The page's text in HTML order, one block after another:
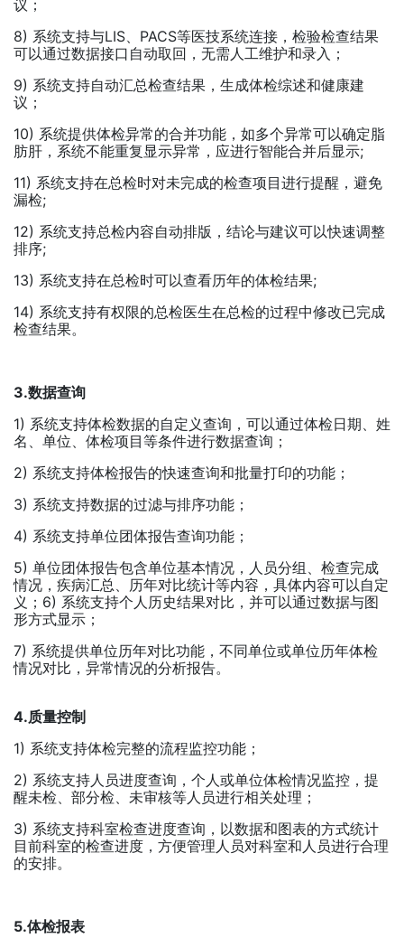
议；
8) 系统支持与LIS、PACS等医技系统连接，检验检查结果
可以通过数据接口自动取回，无需人工维护和录入；
9) 系统支持自动汇总检查结果，生成体检综述和健康建
议；
10) 系统提供体检异常的合并功能，如多个异常可以确定脂
肪肝，系统不能重复显示异常，应进行智能合并后显示;
11) 系统支持在总检时对未完成的检查项目进行提醒，避免
漏检;
12) 系统支持总检内容自动排版，结论与建议可以快速调整
排序;
13) 系统支持在总检时可以查看历年的体检结果;
14) 系统支持有权限的总检医生在总检的过程中修改已完成
检查结果。
3.数据查询
1) 系统支持体检数据的自定义查询，可以通过体检日期、姓
名、单位、体检项目等条件进行数据查询；
2) 系统支持体检报告的快速查询和批量打印的功能；
3) 系统支持数据的过滤与排序功能；
4) 系统支持单位团体报告查询功能；
5) 单位团体报告包含单位基本情况，人员分组、检查完成
情况，疾病汇总、历年对比统计等内容，具体内容可以自定
义；6) 系统支持个人历史结果对比，并可以通过数据与图
形方式显示；
7) 系统提供单位历年对比功能，不同单位或单位历年体检
情况对比，异常情况的分析报告。
4.质量控制
1) 系统支持体检完整的流程监控功能；
2) 系统支持人员进度查询，个人或单位体检情况监控，提
醒未检、部分检、未审核等人员进行相关处理；
3) 系统支持科室检查进度查询，以数据和图表的方式统计
目前科室的检查进度，方便管理人员对科室和人员进行合理
的安排。
5.体检报表